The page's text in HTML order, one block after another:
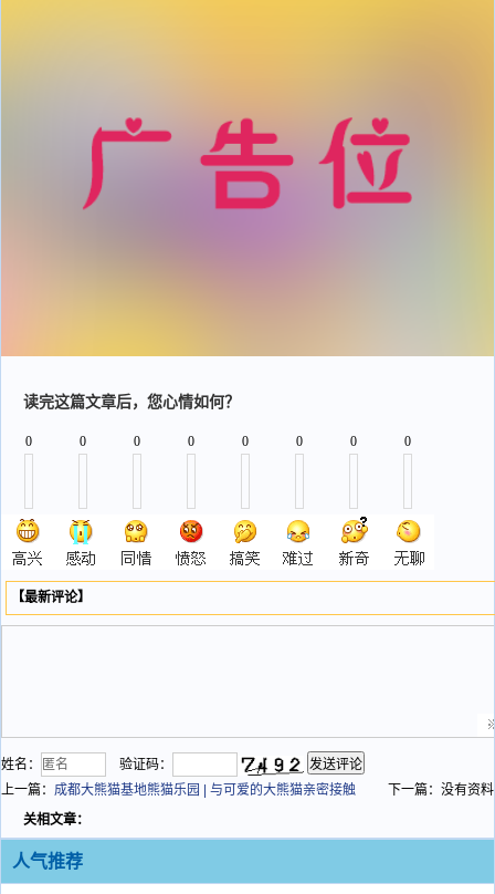
读完这篇文章后，您心情如何？
0 0 0 0 0 0 0 0
【最新评论】
姓名：
验证码：
上一篇： 成都大熊猫基地熊猫乐园 | 与可爱的大熊猫亲密接触
下一篇：没有资料
关相文章：
人气推荐